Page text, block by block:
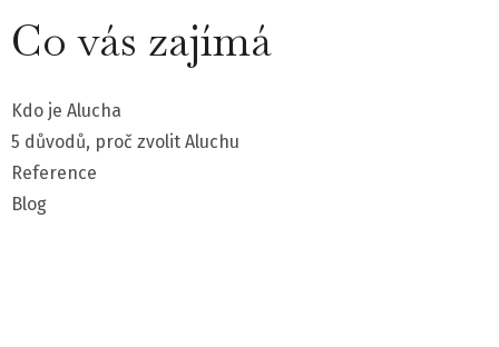
Co vás zajímá
Kdo je Alucha
5 důvodů, proč zvolit Aluchu
Reference
Blog